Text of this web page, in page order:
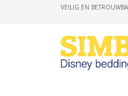
VEILIG EN